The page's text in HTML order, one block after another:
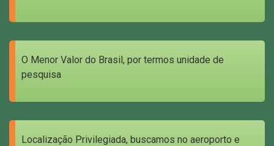
O Menor Valor do Brasil, por termos unidade de
pesquisa
Localização Privilegiada, buscamos no aeroporto e